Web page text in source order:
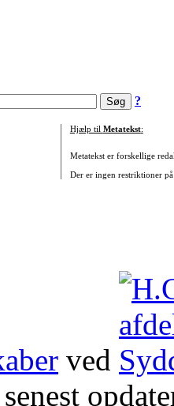
?
Hjælp til Metatekst:
Metatekst er forskellige
Der er ingen restriktioner
ved